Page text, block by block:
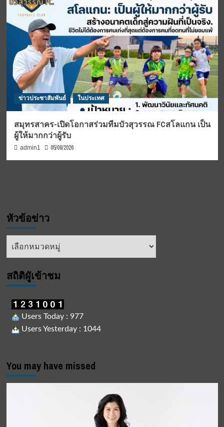
ข่าวประชาสัมพันธ์ ในประเทศ
สมุทรสาคร-เปิดโอกาสร่วมทีมบัวสุวรรณ FCสโลแกน เป็น
ผู้ให้มากกว่าผู้รับ
admin1 05/08/2026
หัวข้อข่าว
หัวข้อ
สถิติผูัเข้าชม
Users Today : 977
Users Yesterday : 1044
You may have missed